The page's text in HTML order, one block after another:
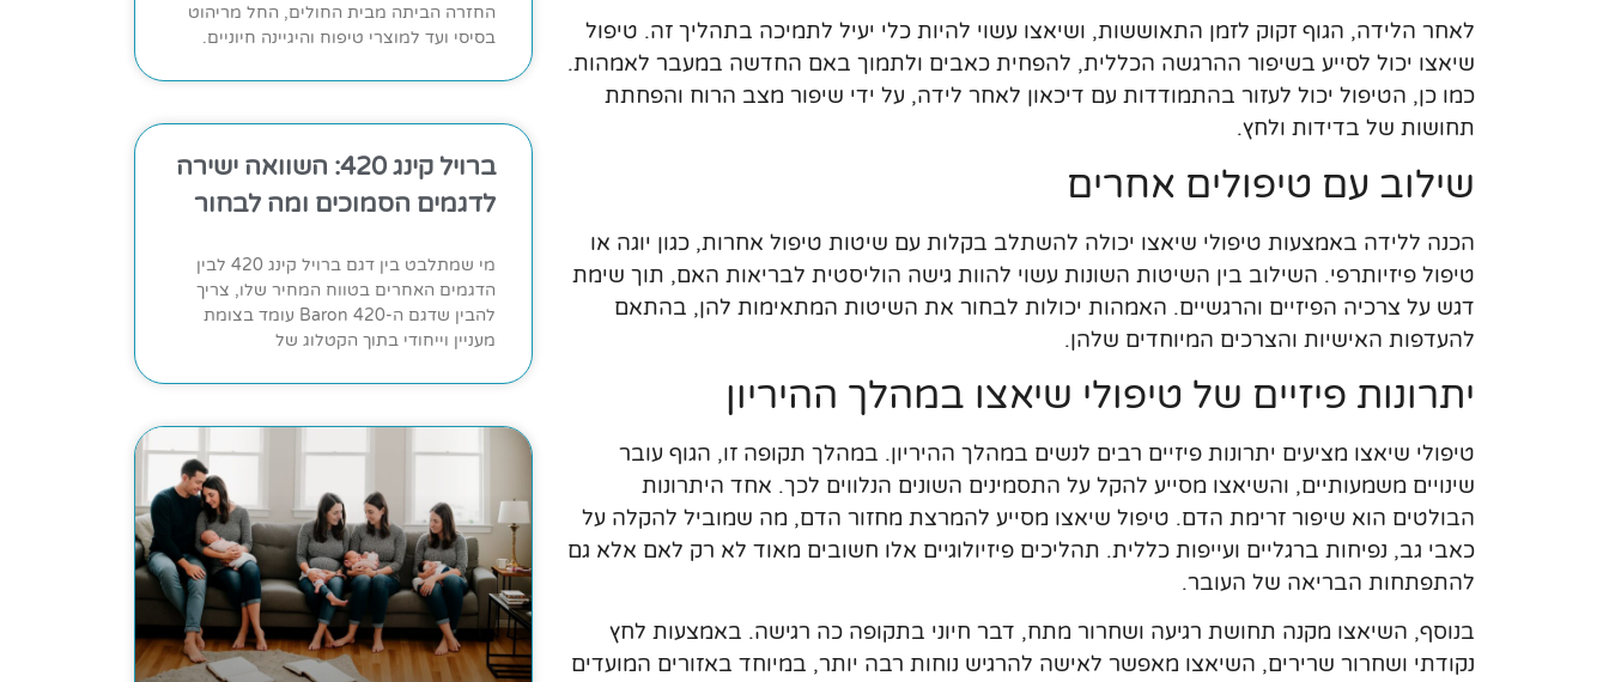
לאחר הלידה, הגוף זקוק לזמן התאוששות, ושיאצו עשוי להיות כלי יעיל לתמיכה בתהליך זה. טיפול
שיאצו יכול לסייע בשיפור ההרגשה הכללית, להפחית כאבים ולתמוך באם החדשה במעבר לאמהות.
כמו כן, הטיפול יכול לעזור בהתמודדות עם דיכאון לאחר לידה, על ידי שיפור מצב הרוח והפחתת
תחושות של בדידות ולחץ.
שילוב עם טיפולים אחרים
הכנה ללידה באמצעות טיפולי שיאצו יכולה להשתלב בקלות עם שיטות טיפול אחרות, כגון יוגה או
טיפול פיזיותרפי. השילוב בין השיטות השונות עשוי להוות גישה הוליסטית לבריאות האם, תוך שימת
דגש על צרכיה הפיזיים והרגשיים. האמהות יכולות לבחור את השיטות המתאימות להן, בהתאם
להעדפות האישיות והצרכים המיוחדים שלהן.
יתרונות פיזיים של טיפולי שיאצו במהלך ההיריון
טיפולי שיאצו מציעים יתרונות פיזיים רבים לנשים במהלך ההיריון. במהלך תקופה זו, הגוף עובר
שינויים משמעותיים, והשיאצו מסייע להקל על התסמינים השונים הנלווים לכך. אחד היתרונות
הבולטים הוא שיפור זרימת הדם. טיפול שיאצו מסייע להמרצת מחזור הדם, מה שמוביל להקלה על
כאבי גב, נפיחות ברגליים ועייפות כללית. תהליכים פיזיולוגיים אלו חשובים מאוד לא רק לאם אלא גם
להתפתחות הבריאה של העובר.
בנוסף, השיאצו מקנה תחושת רגיעה ושחרור מתח, דבר חיוני בתקופה כה רגישה. באמצעות לחץ
נקודתי ושחרור שרירים, השיאצו מאפשר לאישה להרגיש נוחות רבה יותר, במיוחד באזורים המועדים
החזרה הביתה מבית החולים, החל מריהוט
בסיסי ועד למוצרי טיפוח והיגיינה חיוניים.
ברויל קינג 420: השוואה ישירה
לדגמים הסמוכים ומה לבחור
מי שמתלבט בין דגם ברויל קינג 420 לבין
הדגמים האחרים בטווח המחיר שלו, צריך
להבין שדגם ה-Baron 420 עומד בצומת
מעניין וייחודי בתוך הקטלוג של